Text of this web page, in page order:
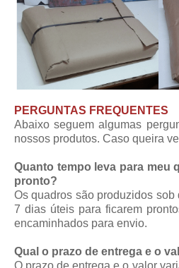
PERGUNTAS FREQUENTES
Abaixo seguem algumas
nossos produtos. Caso queira
Quanto tempo leva para meu
pronto?
Os quadros são produzidos
7 dias úteis para ficarem
encaminhados para envio.
Qual o prazo de entrega e o
O prazo de entrega e o valor